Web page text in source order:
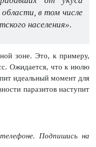
в том числе
населения».
зоне. Это, к примеру,
Ожидается, что к июлю
идеальный момент для
паразитов наступит
Подпишись на